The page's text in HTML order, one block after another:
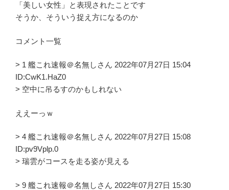
「美しい女性」と表現されたことです
そうか、そういう捉え方になるのか
コメント一覧
> 1 艦これ速報＠名無しさん 2022年07月27日 15:04
ID:CwK1.HaZ0
> 空中に吊るすのかもしれない
ええーっｗ
> 4 艦これ速報＠名無しさん 2022年07月27日 15:08
ID:pv9Vplp.0
> 瑞雲がコースを走る姿が見える
> 9 艦これ速報＠名無しさん 2022年07月27日 15:30